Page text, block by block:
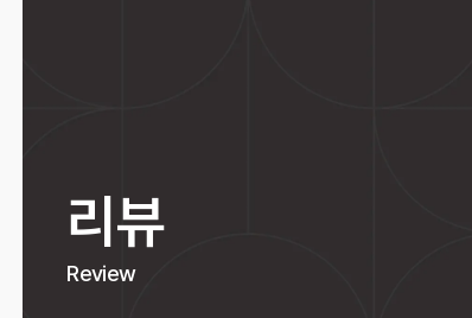
리뷰
Review